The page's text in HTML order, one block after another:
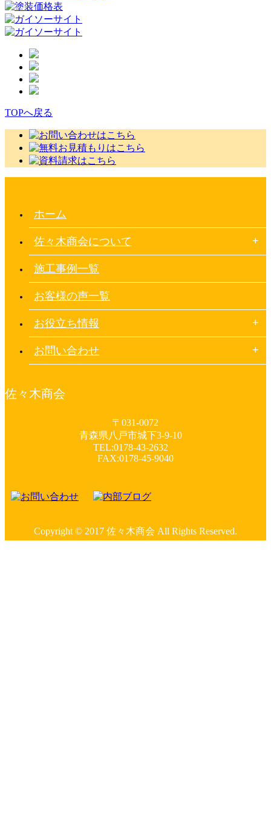
TOPへ戻る
ホーム
佐々木商会について
施工事例一覧
お客様の声一覧
お役立ち情報
お問い合わせ
佐々木商会
〒031-0072
青森県八戸市城下3-9-10
TEL:0178-43-2632
FAX:0178-45-9040
Copyright © 2017 佐々木商会 All Rights Reserved.